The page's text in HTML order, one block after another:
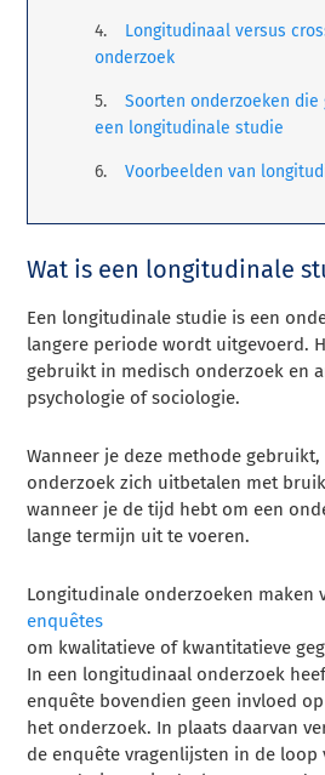
Longitudinaal versus
onderzoek
Soorten onderzoeken
een longitudinale studie
Voorbeelden van
Wat is een longitudinale
Een longitudinale studie is een
langere periode wordt uitgevoerd.
gebruikt in medisch onderzoek en
psychologie of sociologie.
Wanneer je deze methode
onderzoek zich uitbetalen met
wanneer je de tijd hebt om een
lange termijn uit te voeren.
Longitudinale onderzoeken maken
enquêtes
om kwalitatieve of kwantitatieve
In een longitudinaal onderzoek
enquête bovendien geen invloed
het onderzoek. In plaats daarvan
de enquête vragenlijsten in de loop